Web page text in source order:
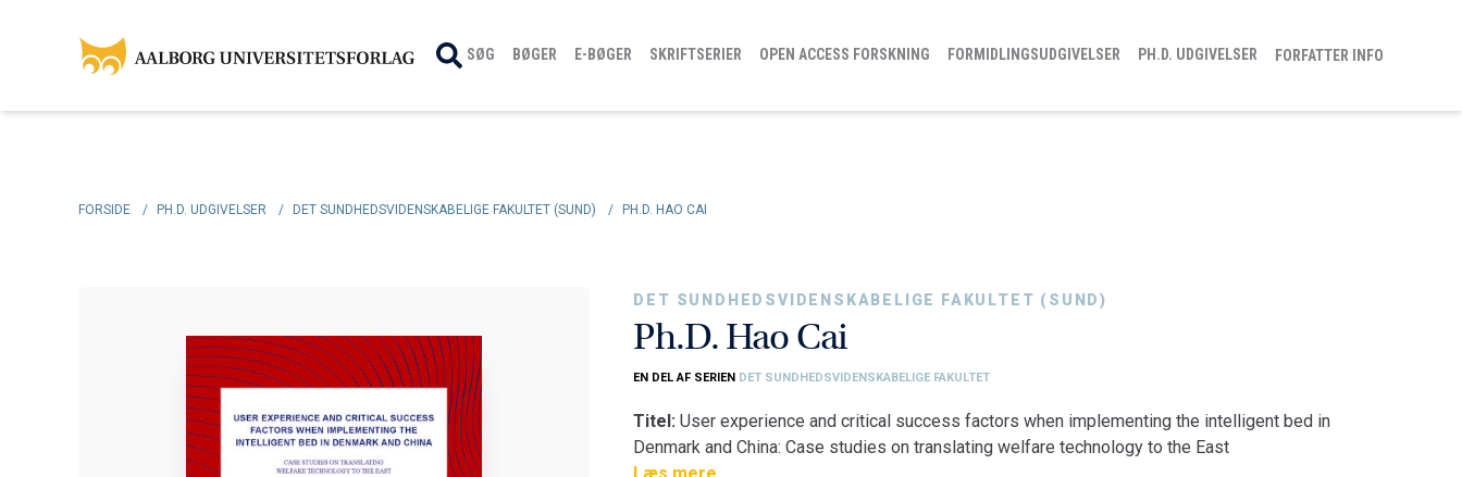
SØG BØGER E-BØGER SKRIFTSERIER OPEN ACCESS FORSKNING FORMIDLINGSUDGIVELSER PH.D. UDGIVELSER FORFATTER INFO
FORSIDE / PH.D. UDGIVELSER / DET SUNDHEDSVIDENSKABELIGE FAKULTET (SUND) / PH.D. HAO CAI
DET SUNDHEDSVIDENSKABELIGE FAKULTET (SUND)
Ph.D. Hao Cai
EN DEL AF SERIEN DET SUNDHEDSVIDENSKABELIGE FAKULTET
Titel:User experience and critical success factors when implementing the intelligent bed in
Denmark and China: Case studies on translating welfare technology to the East